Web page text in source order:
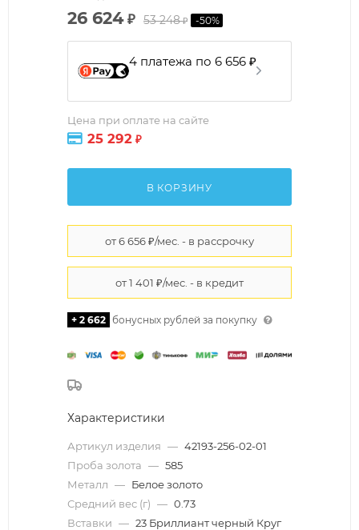
26 624₽ 53 248₽ -50%
4 платежа по 6 656 ₽
Цена при оплате на сайте
25 292 ₽
В КОРЗИНУ
+ 2 662 бонусных рублей за покупку
Характеристики
Артикул изделия — 42193-256-02-01
Проба золота — 585
Металл — Белое золото
Средний вес (г) — 0.73
Вставки — 23 Бриллиант черный Круг